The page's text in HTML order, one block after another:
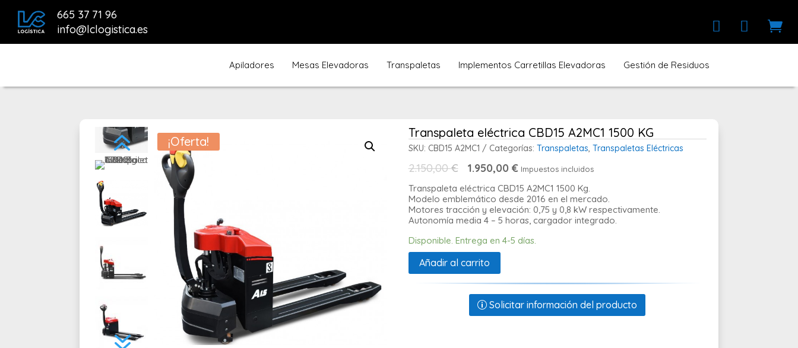
665 37 71 96
info@lclogistica.es
  
Apiladores Mesas Elevadoras Transpaletas Implementos Carretillas Elevadoras Gestión de Residuos
¡Oferta!
Transpaleta eléctrica CBD15 A2MC1 1500 KG
SKU: CBD15 A2MC1 Categorías: Transpaletas, Transpaletas Eléctricas
2.150,00€ El
precio
original
era:
2.150,00 €.
1.950,00 €El
precio
actual
es:
1.950,00 €.
Impuestos incluidos
Transpaleta eléctrica CBD15 A2MC1 1500 Kg.
Modelo emblemático desde 2016 en el mercado.
Motores tracción y elevación: 0,75 y 0,8 kW respectivamente.
Autonomía media 4 – 5 horas, cargador integrado.
Disponible. Entrega en 4-5 días.
Añadir al carrito
Solicitar información del producto